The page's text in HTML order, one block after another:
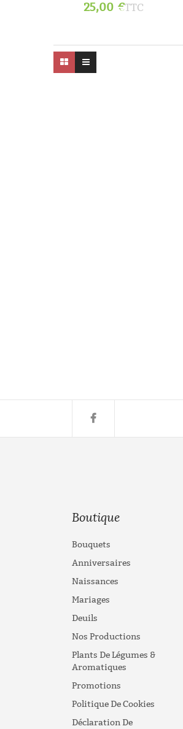
25,00 €TTC
Boutique
Bouquets
Anniversaires
Naissances
Mariages
Deuils
Nos Productions
Plants De Légumes &
Aromatiques
Promotions
Politique De Cookies
Déclaration De